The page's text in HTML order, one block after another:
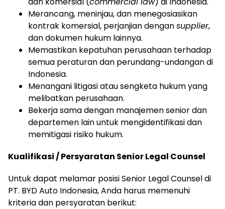
Merancang, meninjau, dan menegosiasikan
kontrak komersial, perjanjian dengansupplier,
dan dokumen hukum lainnya.
Memastikan kepatuhan perusahaan terhadap
semua peraturan dan perundang-undangan di
Indonesia.
Menangani litigasi atau sengketa hukum yang
melibatkan perusahaan.
Bekerja sama dengan manajemen senior dan
departemen lain untuk mengidentifikasi dan
memitigasi risiko hukum.
Kualifikasi / Persyaratan Senior Legal Counsel
Untuk dapat melamar posisi Senior Legal Counsel di
PT. BYD Auto Indonesia, Anda harus memenuhi
kriteria dan persyaratan berikut: